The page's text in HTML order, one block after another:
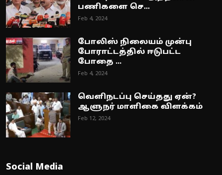
பணிகளை செ...
Feb 4, 2024
போலிஸ் நிலையம் முன்பு
போராட்டத்தில் ஈடுபட்ட
போதை ...
Feb 4, 2024
வெளிநடப்பு செய்தது ஏன்?
ஆளுநர் மாளிகை விளக்கம்
Feb 12, 2024
Social Media